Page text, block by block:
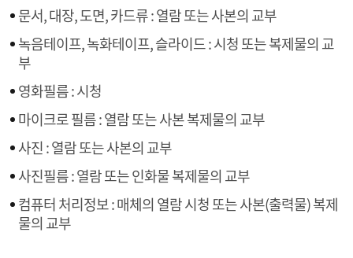
문서, 대장, 도면, 카드류 : 열람 또는 사본의 교부
녹음테이프, 녹화테이프, 슬라이드 : 시청 또는 복제물의 교
부
영화필름 : 시청
마이크로 필름 : 열람 또는 사본 복제물의 교부
사진 : 열람 또는 사본의 교부
사진필름 : 열람 또는 인화물 복제물의 교부
컴퓨터 처리정보 : 매체의 열람 시청 또는 사본(출력물) 복제
물의 교부